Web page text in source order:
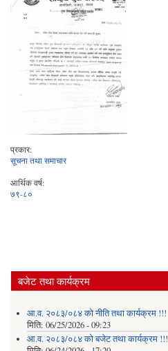
प्रकार:
सूचना तथा समाचार
आर्थिक वर्ष:
७९-८०
बजेट तथा कार्यक्रम
आ.व. २०८३/०८४ को नीति तथा कार्यक्रम !!!
मिति: 06/25/2026 - 09:23
आ.व. २०८३/०८४ को बजेट तथा कार्यक्रम !!!